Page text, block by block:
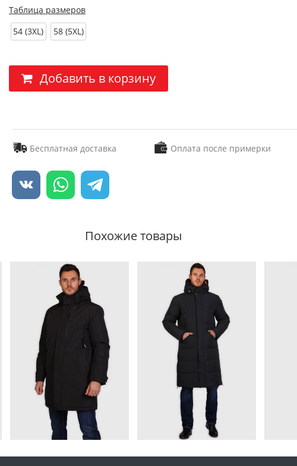
Таблица размеров
54 (3XL)
58 (5XL)
Добавить в корзину
Бесплатная доставка Оплата после примерки
Похожие товары